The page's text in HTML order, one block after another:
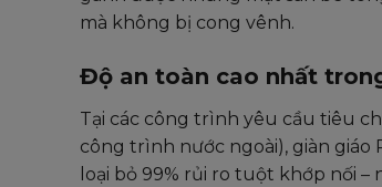
mà không bị cong vênh.
Độ an toàn cao nhất
Tại các công trình yêu cầu tiêu
công trình nước ngoài), giàn
loại bỏ 99% rủi ro tuột khớp nối